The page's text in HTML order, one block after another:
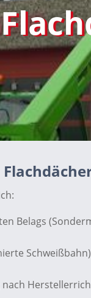
Belags
Schweißbahn)